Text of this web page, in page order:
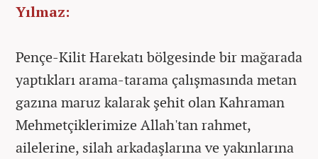
Yılmaz:
Pençe-Kilit Harekatı bölgesinde bir mağarada
yaptıkları arama-tarama çalışmasında metan
gazına maruz kalarak şehit olan Kahraman
Mehmetçiklerimize Allah'tan rahmet,
ailelerine, silah arkadaşlarına ve yakınlarına